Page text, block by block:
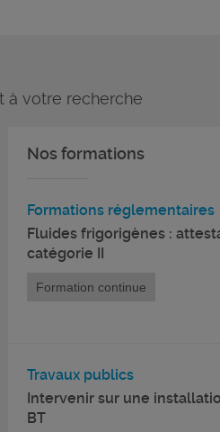
à votre recherche
Nos formations
Formations réglementaires
Fluides frigorigènes :
catégorie II
Formation continue
Travaux publics
Intervenir sur une
BT